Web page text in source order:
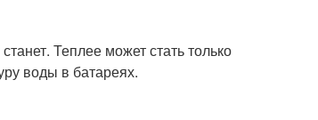
Теплее может стать только
воды в батареях.